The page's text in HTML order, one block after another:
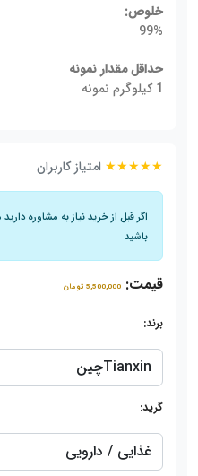
خلوص:
99%
حداقل مقدار نمونه
1 کیلوگرم نمونه
★★★★★ امتیاز کاربران
اگر قبل از خرید نیاز به مشاوره دارید
باشید
قیمت: 5,500,000 تومان
برند:
گرید: